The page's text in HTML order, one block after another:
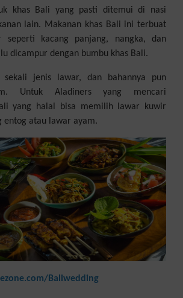
khas Bali yang pasti ditemui di nasi
lain. Makanan khas Bali ini terbuat
seperti kacang panjang, nangka, dan
dicampur dengan bumbu khas Bali.
sekali jenis lawar, dan bahannya pun
Untuk Aladiners yang mencari
yang halal bisa memilih lawar kuwir
entog atau lawar ayam.
Baliwedding